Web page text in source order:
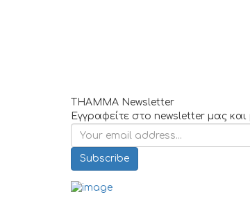
THAMMA Newsletter
Εγγραφείτε στο newsletter μας
Subscribe